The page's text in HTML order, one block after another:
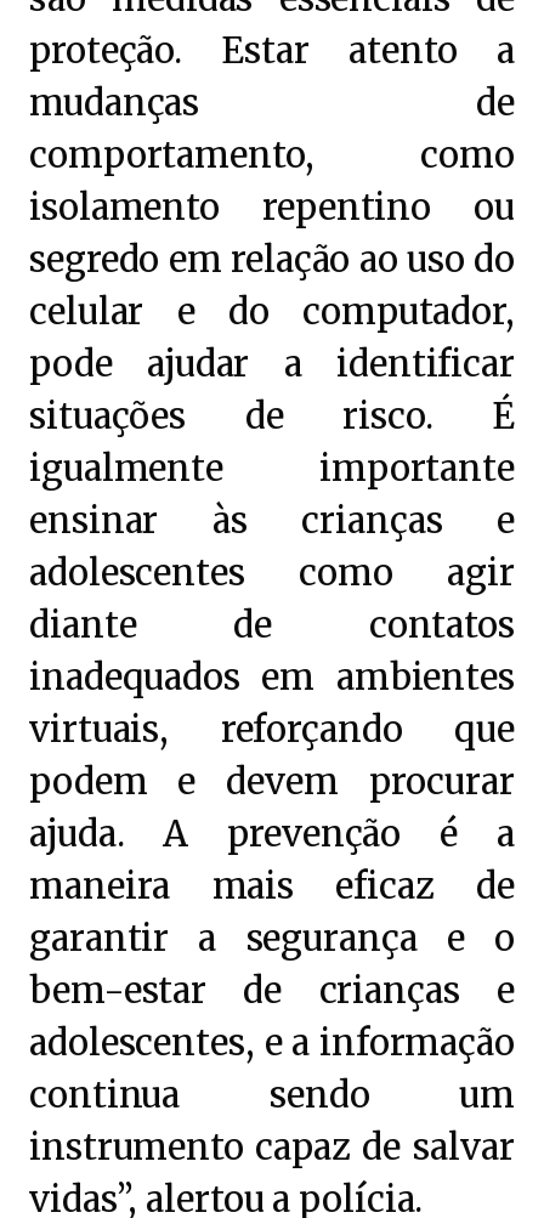
proteção. Estar atento a
mudanças de
comportamento, como
isolamento repentino ou
segredo em relação ao uso do
celular e do computador,
pode ajudar a identificar
situações de risco. É
igualmente importante
ensinar às crianças e
adolescentes como agir
diante de contatos
inadequados em ambientes
virtuais, reforçando que
podem e devem procurar
ajuda. A prevenção é a
maneira mais eficaz de
garantir a segurança e o
bem-estar de crianças e
adolescentes, e a informação
continua sendo um
instrumento capaz de salvar
vidas”, alertou a polícia.